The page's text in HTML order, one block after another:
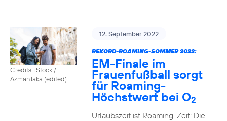
Credits: iStock /
AzmanJaka (edited)
12. September 2022
REKORD-ROAMING-SOMMER 2022:
EM-Finale im
Frauenfußball sorgt
für Roaming-
Höchstwert bei O2
Urlaubszeit ist Roaming-Zeit: Die